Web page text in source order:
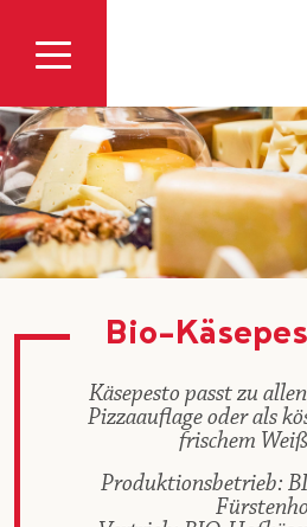
Bio-
Käsepesto passt zu
Pizzaauflage oder als
frischem
Produktionsbetrieb: